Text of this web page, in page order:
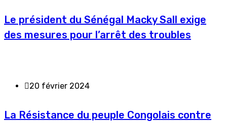
Le président du Sénégal Macky Sall exige
des mesures pour l’arrêt des troubles
20 février 2024
La Résistance du peuple Congolais contre